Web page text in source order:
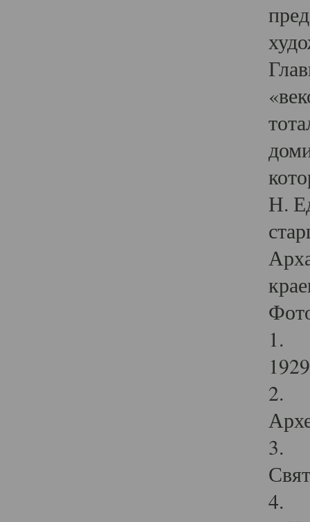
Н.
1.
2.
3.
4.